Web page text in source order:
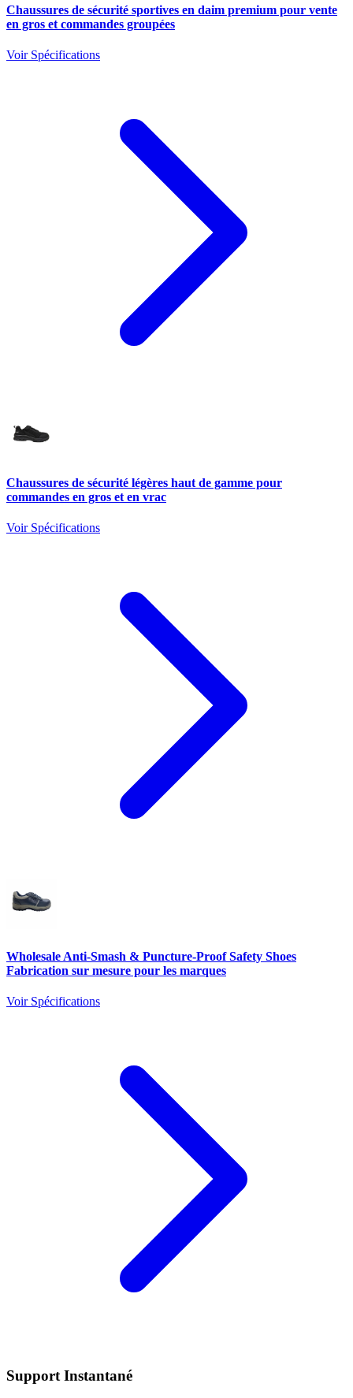
Chaussures de sécurité sportives en daim premium pour vente
en gros et commandes groupées
Voir Spécifications
Chaussures de sécurité légères haut de gamme pour
commandes en gros et en vrac
Voir Spécifications
Wholesale Anti-Smash & Puncture-Proof Safety Shoes
Fabrication sur mesure pour les marques
Voir Spécifications
Support Instantané